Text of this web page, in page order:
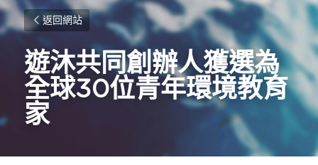
返回網站
遊沐共同創辦人獲選為
全球30位青年環境教育
家